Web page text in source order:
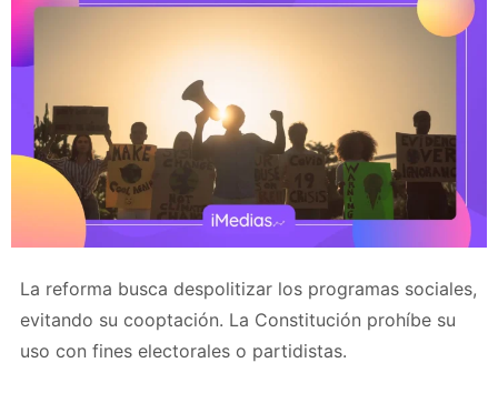
La reforma busca despolitizar los programas sociales,
evitando su cooptación. La Constitución prohíbe su
uso con fines electorales o partidistas.